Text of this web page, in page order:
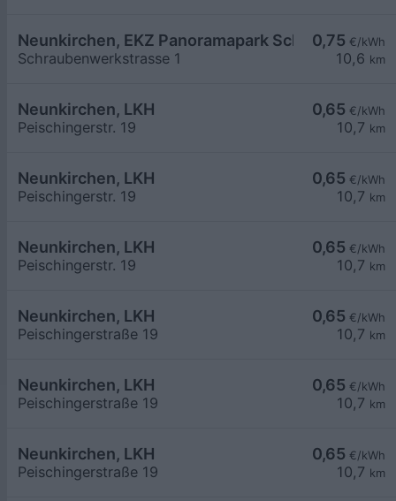
0,75 €/kWh
10,6 km
Neunkirchen, EKZ Panoramapark
Schraubenwerkstrasse 1
0,65 €/kWh
10,7 km
Neunkirchen, LKH
Peischingerstr. 19
0,65 €/kWh
10,7 km
Neunkirchen, LKH
Peischingerstr. 19
0,65 €/kWh
10,7 km
Neunkirchen, LKH
Peischingerstr. 19
0,65 €/kWh
10,7 km
Neunkirchen, LKH
Peischingerstraße 19
0,65 €/kWh
10,7 km
Neunkirchen, LKH
Peischingerstraße 19
0,65 €/kWh
10,7 km
Neunkirchen, LKH
Peischingerstraße 19